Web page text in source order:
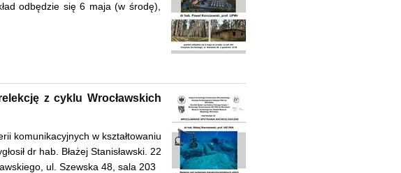
odbędzie się 6 maja (w środę),
z cyklu Wrocławskich
komunikacyjnych w kształtowaniu
dr hab. Błażej Stanisławski. 22
ul. Szewska 48, sala 203